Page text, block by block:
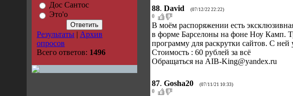
Дос Сантос
Это'o
Результаты | Архив
опросов
Всего ответов: 1496
88. David (07/12/22 22:22)
0
В моём распоряжении есть
в форме Барселоны на фоне Ноу Камп.
программу для раскрутки сайтов. С
Стоимость : 60 рублей за всё
Обращаться на AIB-King@yandex.ru
87. Gosha20 (07/11/21 10:33)
0